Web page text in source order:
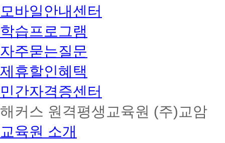
모바일안내센터
학습프로그램
자주묻는질문
제휴할인혜택
민간자격증센터
해커스 원격평생교육원 (주)교암
교육원 소개